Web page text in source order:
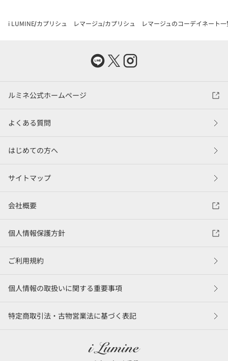
i LUMINE カプリシュ レマージュ カプリシュ レマージュのコーデイネート一
ルミネ公式ホームページ
よくある質問
はじめての方へ
サイトマップ
会社概要
個人情報保護方針
ご利用規約
個人情報の取扱いに関する重要事項
特定商取引法・古物営業法に基づく表記